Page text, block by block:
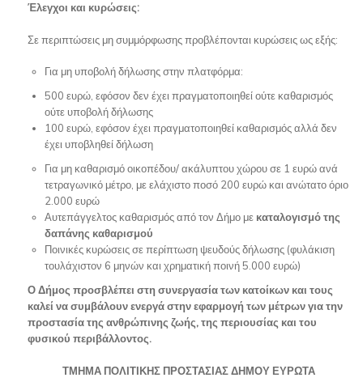
Έλεγχοι και κυρώσεις:
Σε περιπτώσεις μη συμμόρφωσης προβλέπονται κυρώσεις ως εξής:
Για μη υποβολή δήλωσης στην πλατφόρμα:
500 ευρώ, εφόσον δεν έχει πραγματοποιηθεί ούτε καθαρισμός
ούτε υποβολή δήλωσης
100 ευρώ, εφόσον έχει πραγματοποιηθεί καθαρισμός αλλά δεν
έχει υποβληθεί δήλωση
Για μη καθαρισμό οικοπέδου/ ακάλυπτου χώρου σε 1 ευρώ ανά
τετραγωνικό μέτρο, με ελάχιστο ποσό 200 ευρώ και ανώτατο όριο
2.000 ευρώ
Αυτεπάγγελτος καθαρισμός από τον Δήμο με καταλογισμό της
δαπάνης καθαρισμού
Ποινικές κυρώσεις σε περίπτωση ψευδούς δήλωσης (φυλάκιση
τουλάχιστον 6 μηνών και χρηματική ποινή 5.000 ευρώ)
Ο Δήμος προσβλέπει στη συνεργασία των κατοίκων και τους
καλεί να συμβάλουν ενεργά στην εφαρμογή των μέτρων για την
προστασία της ανθρώπινης ζωής, της περιουσίας και του
φυσικού περιβάλλοντος.
ΤΜΗΜΑ ΠΟΛΙΤΙΚΗΣ ΠΡΟΣΤΑΣΙΑΣ ΔΗΜΟΥ ΕΥΡΩΤΑ